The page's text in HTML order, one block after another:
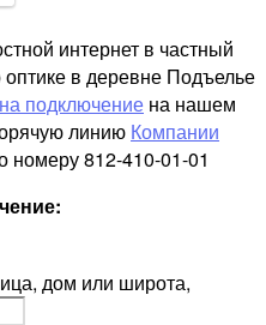
интернет в частный
в деревне Подъелье
подключение на нашем
линию Компании
номеру 812-410-01-01
дом или широта,